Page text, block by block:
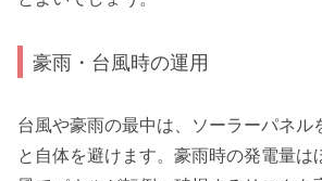
豪雨・台風時の運用
台風や豪雨の最中は、ソーラーパネル
と自体を避けます。豪雨時の発電量は